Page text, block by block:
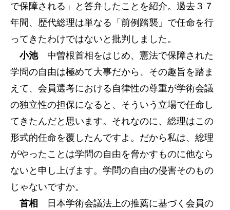
で保障される」と答弁したことを紹介。過去３７
年間、歴代総理は単なる「前例踏襲」で任命を行
ってきたわけではないと批判しました。
小池中曽根首相をはじめ、憲法で保障された
学問の自由は極めて大事だから、その趣旨を踏ま
えて、会員選考における自律性の尊重が学術会議
の独立性の担保になると、そういう立場で任命し
てきたんだと思います。それなのに、総理はこの
形式的任命を覆したんですよ。だから私は、総理
がやったことは学問の自由を脅かすものに他なら
ないと申し上げます。学問の自由の侵害そのもの
じゃないですか。
首相
日本学術会議法上の推薦に基づく会員の